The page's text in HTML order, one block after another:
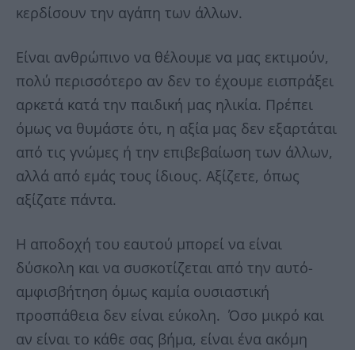
κερδίσουν την αγάπη των άλλων.
Είναι ανθρώπινο να θέλουμε να μας εκτιμούν,
πολύ περισσότερο αν δεν το έχουμε εισπράξει
αρκετά κατά την παιδική μας ηλικία. Πρέπει
όμως να θυμάστε ότι, η αξία μας δεν εξαρτάται
από τις γνώμες ή την επιβεβαίωση των άλλων,
αλλά από εμάς τους ίδιους. Αξίζετε, όπως
αξίζατε πάντα.
Η αποδοχή του εαυτού μπορεί να είναι
δύσκολη και να συσκοτίζεται από την αυτό-
αμφισβήτηση όμως καμία ουσιαστική
προσπάθεια δεν είναι εύκολη. Όσο μικρό και
αν είναι το κάθε σας βήμα, είναι ένα ακόμη